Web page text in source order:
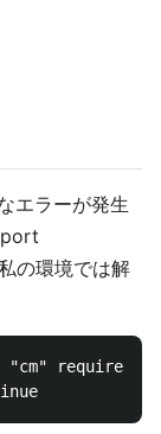
エラーが発生
の環境では解
"cm" required